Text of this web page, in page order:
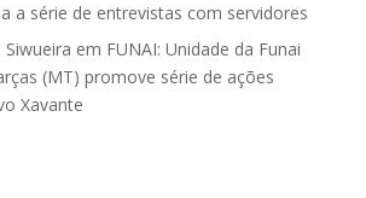
a série de entrevistas com servidores
Siwueira em FUNAI: Unidade da Funai
(MT) promove série de ações
Xavante